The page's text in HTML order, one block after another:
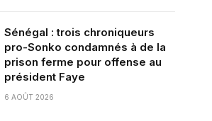
Sénégal : trois chroniqueurs
pro-Sonko condamnés à de la
prison ferme pour offense au
président Faye
6 AOÛT 2026